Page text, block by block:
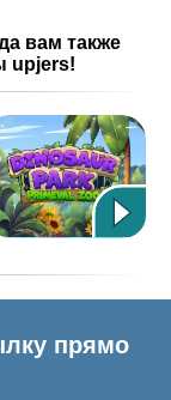
вам также
upjers!
прямо